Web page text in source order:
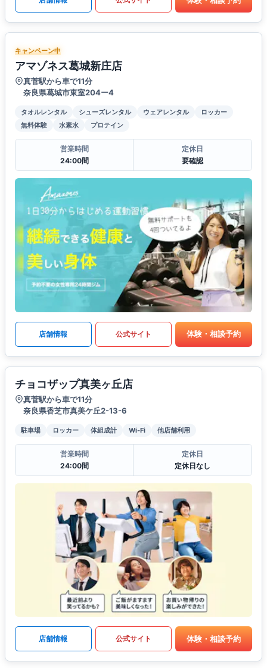
キャンペーン中
アマゾネス葛城新庄店
真菅駅から車で11分
奈良県葛城市東室204ー4
タオルレンタル シューズレンタル ウェアレンタル
ロッカー
無料体験
水素水 プロテイン
営業時間
24:00間
定休日
要確認
店舗情報 公式サイト 体験・相談予約
チョコザップ真美ヶ丘店
真菅駅から車で11分
奈良県香芝市真美ケ丘2-13-6
駐車場 ロッカー 体組成計 Wi-Fi 他店舗利用
営業時間
24:00間
定休日
定休日なし
店舗情報 公式サイト 体験・相談予約